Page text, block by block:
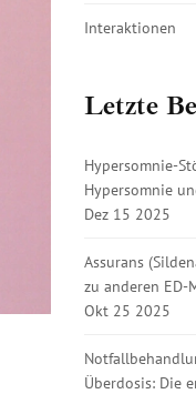
Interaktionen
Letzte
Hypersomnie-
Hypersomnie
Dez 15 2025
Assurans
zu anderen ED-
Okt 25 2025
Überdosis: Die